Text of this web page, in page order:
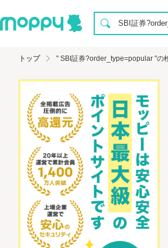
トップ " SBI証券?order_type=popular "の